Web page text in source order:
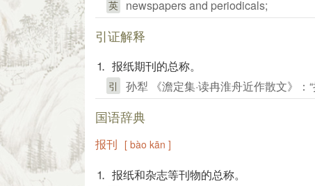
英 newspapers and periodicals;
引证解释
⒈ 报纸期刊的总称。
引 孙犁 《澹定集·读冉淮舟近作散文》
国语辞典
报刊 [ bào kān ]
⒈ 报纸和杂志等刊物的总称。